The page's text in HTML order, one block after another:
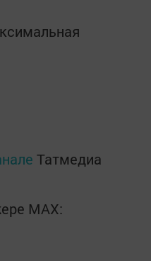
Татмедиа
MАХ: